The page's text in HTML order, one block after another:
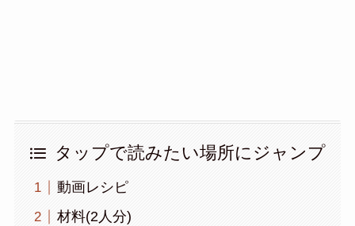
タップで読みたい場所にジャンプ
動画レシピ
材料(2人分)